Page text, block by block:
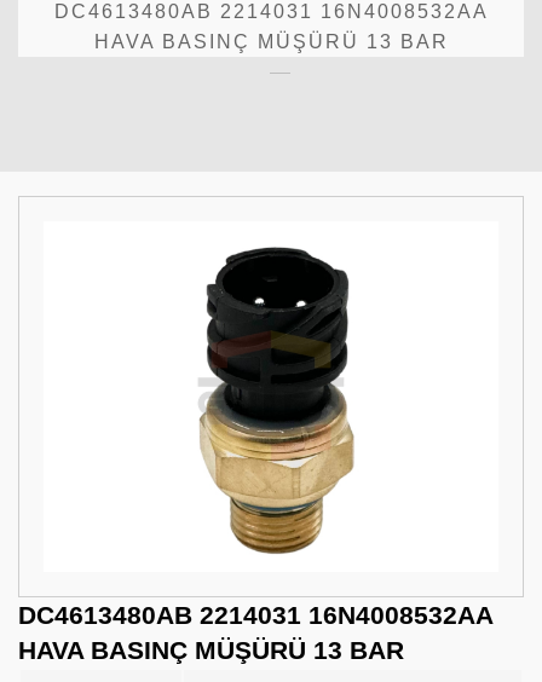
DC4613480AB 2214031 16N4008532AA
HAVA BASINÇ MÜŞÜRÜ 13 BAR
DC4613480AB 2214031 16N4008532AA
HAVA BASINÇ MÜŞÜRÜ 13 BAR